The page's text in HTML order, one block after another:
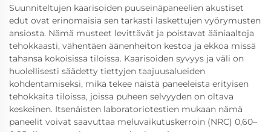
Suunniteltujen kaarisoiden puuseinäpaneelien akustiset
edut ovat erinomaisia sen tarkasti laskettujen vyörymusten
ansiosta. Nämä musteet levittävät ja poistavat ääniaaltoja
tehokkaasti, vähentäen äänenheiton kestoa ja ekkoa missä
tahansa kokoisissa tiloissa. Kaarisoiden syvyys ja väli on
huolellisesti säädetty tiettyjen taajuusalueiden
kohdentamiseksi, mikä tekee näistä paneeleista erityisen
tehokkaita tiloissa, joissa puheen selvyyden on oltava
keskeinen. Itsenäisten laboratoriotestien mukaan nämä
paneelit voivat saavuttaa meluvaikutuskerroin (NRC) 0,60–